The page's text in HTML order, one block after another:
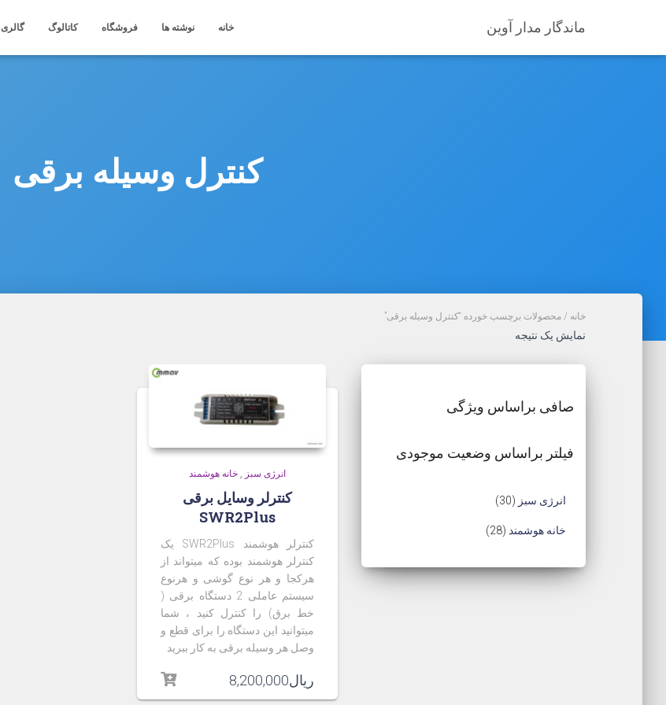
ماندگار مدار آوین خانه نوشته ها فروشگاه کاتالوگ گالری
کنترل وسیله برقی
خانه / محصولات برچسب خورده “کنترل وسیله برقی”
نمایش یک نتیجه
صافی براساس ویژگی
فیلتر براساس وضعیت موجودی
انرژی سبز 30
3
0
ح
خانه هوشمند 28
2
م
انرژی سبز خانه هوشمند
کنترلر وسایل برقی
SWR2Plus
کنترلر هوشمند SWR2Plus یک
کنترلر هوشمند بوده که میتواند از
هرکجا و هر نوع گوشی و هرنوع
سیستم عاملی 2 دستگاه برقی (
خط برق) را کنترل کنید ، شما
میتوانید این دستگاه را برای قطع و
وصل هر وسیله برقی به کار ببرید
ریال8,200,000